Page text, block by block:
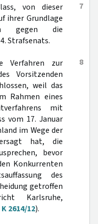
7
von dieser
ihrer Grundlage
gegen die
Strafsenats.
8
Verfahren zur
Vorsitzenden
weil das
Rahmen eines
mit
vom 17. Januar
im Wege der
hat, die
bevor
Konkurrenten
des
getroffen
Karlsruhe,
K 2614/12).